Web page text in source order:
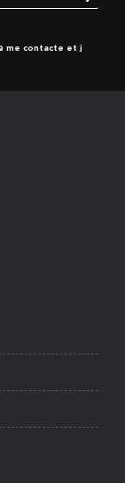
me contacte et j